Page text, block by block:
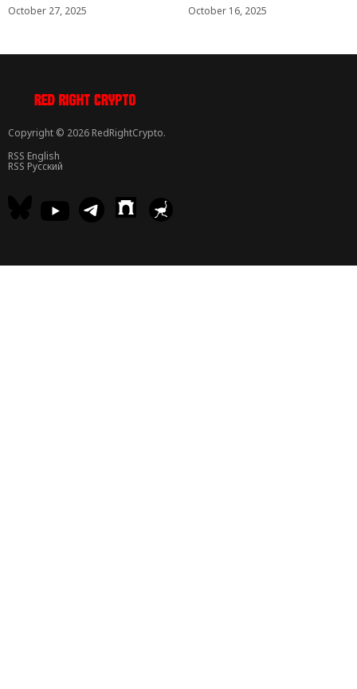
October 27, 2025
October 16, 2025
Copyright © 2026 RedRightCrypto.
RSS English
RSS Русский